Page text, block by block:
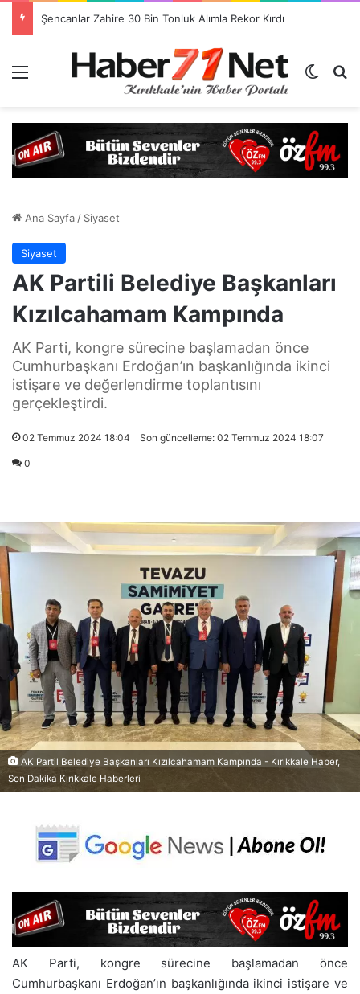
Dış
Ana Sayfa/ Siyaset
Siyaset
AK Partili Belediye Başkanları
Kızılcahamam Kampında
AK Parti, kongre sürecine başlamadan önce
Cumhurbaşkanı Erdoğan’ın başkanlığında ikinci
istişare ve değerlendirme toplantısını
gerçekleştirdi.
02 Temmuz 2024 18:04 Son güncelleme: 02 Temmuz 2024 18:07
0
AK Partil Belediye Başkanları Kızılcahamam Kampında - Kırıkkale Haber,
Son Dakika Kırıkkale Haberleri
AK Parti, kongre sürecine başlamadan önce
Cumhurbaşkanı Erdoğan’ın başkanlığında ikinci istişare ve